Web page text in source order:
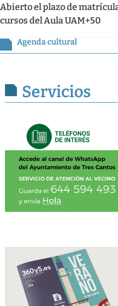
Abierto el plazo de
cursos del Aula UAM+50
Agenda cultural
Servicios